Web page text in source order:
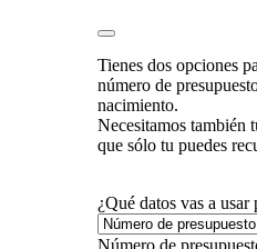
Tienes dos opciones
número de
nacimiento.
Necesitamos también
que sólo tu puedes
¿Qué datos vas a
Número de